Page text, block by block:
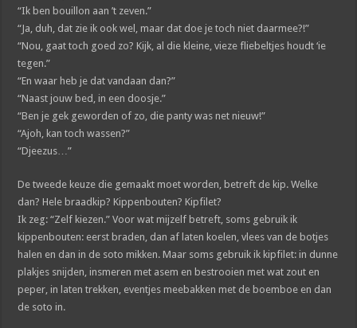
“Ik ben bouillon aan ’t zeven.”
“Ja, duh, dat zie ik ook wel, maar dat doe je toch niet daarmee?!”
“Nou, gaat toch goed zo? Kijk, al die kleine, vieze fliebeltjes houdt ‘ie
tegen.”
“En waar heb je dat vandaan dan?”
“Naast jouw bed, in een doosje.”
“Ben je gek geworden of zo, die panty was net nieuw!”
“Ajoh, kan toch wassen?”
“Djeezus…”
De tweede keuze die gemaakt moet worden, betreft de kip. Welke
dan? Hele braadkip? Kippenbouten? Kipfilet?
Ik zeg: “Zelf kiezen.” Voor wat mijzelf betreft, soms gebruik ik
kippenbouten: eerst braden, dan af laten koelen, vlees van de botjes
halen en dan in de soto mikken. Maar soms gebruik ik kipfilet: in dunne
plakjes snijden, insmeren met asem en bestrooien met wat zout en
peper, in laten trekken, eventjes meebakken met de boemboe en dan
de soto in.